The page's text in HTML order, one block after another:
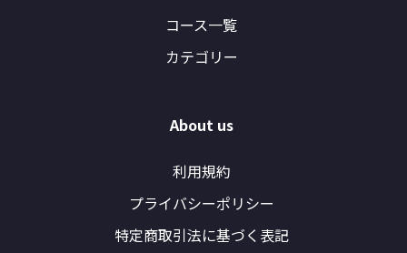
コース一覧
カテゴリー
About us
利用規約
プライバシーポリシー
特定商取引法に基づく表記